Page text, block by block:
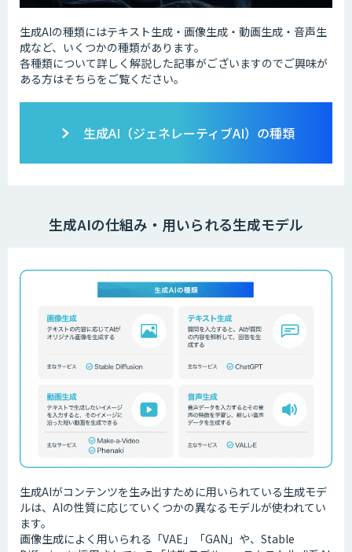
生成AIの種類にはテキスト生成・画像生成・動画生成・音声生
成など、いくつかの種類があります。
各種類について詳しく解説した記事がございますのでご興味が
ある方はそちらをご覧ください。
生成AI（ジェネレーティブAI）の種類
生成AIの仕組み・用いられる生成モデル
生成AIがコンテンツを生み出すために用いられている生成モデ
ルは、AIの性質に応じていくつかの異なるモデルが使われてい
ます。
画像生成によく用いられる「VAE」「GAN」や、Stable